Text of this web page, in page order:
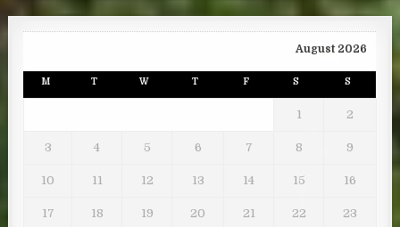
August 2026
M T W T F S S
1 2
3 4 5 6 7 8 9
10 11 12 13 14 15 16
17 18 19 20 21 22 23